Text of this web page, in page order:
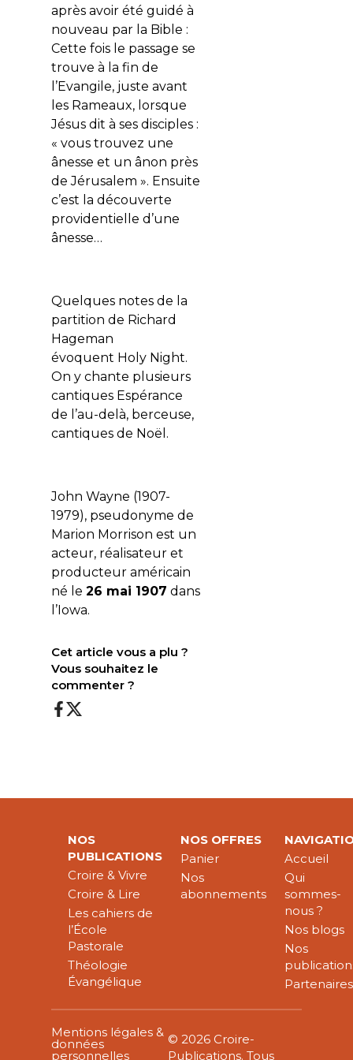
après avoir été guidé à
nouveau par la Bible :
Cette fois le passage se
trouve à la fin de
l’Evangile, juste avant
les Rameaux, lorsque
Jésus dit à ses disciples :
« vous trouvez une
ânesse et un ânon près
de Jérusalem ». Ensuite
c’est la découverte
providentielle d’une
ânesse…
Quelques notes de la
partition de Richard
Hageman
évoquent Holy Night.
On y chante plusieurs
cantiques Espérance
de l’au-delà, berceuse,
cantiques de Noël.
John Wayne (1907-
1979), pseudonyme de
Marion Morrison est un
acteur, réalisateur et
producteur américain
né le 26 mai 1907 dans
l’Iowa.
Cet article vous a plu ?
Vous souhaitez le
commenter ?
NOS
PUBLICATIONS
Croire & Vivre
Croire & Lire
Les cahiers de
l’École
Pastorale
Théologie
Évangélique
NOS OFFRES
Panier
Nos
abonnements
Accueil
Qui
sommes-
nous ?
Nos blogs
Nos
Partenaires
Mentions légales &
données
personnelles
© 2026 Croire-
Publications. Tous